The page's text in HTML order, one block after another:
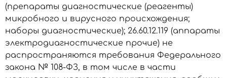
(препараты диагностические (реагенты)
микробного и вирусного происхождения;
наборы диагностические); 26.60.12.119 (аппараты
электродиагностические прочие) не
распространяются требования Федерального
закона № 108-ФЗ, в том числе в части